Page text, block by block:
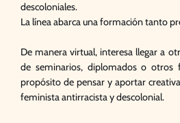
descoloniales.
La línea abarca una formación tanto
De manera virtual, interesa llegar a
de seminarios, diplomados o otros
propósito de pensar y aportar
feminista antirracista y descolonial.